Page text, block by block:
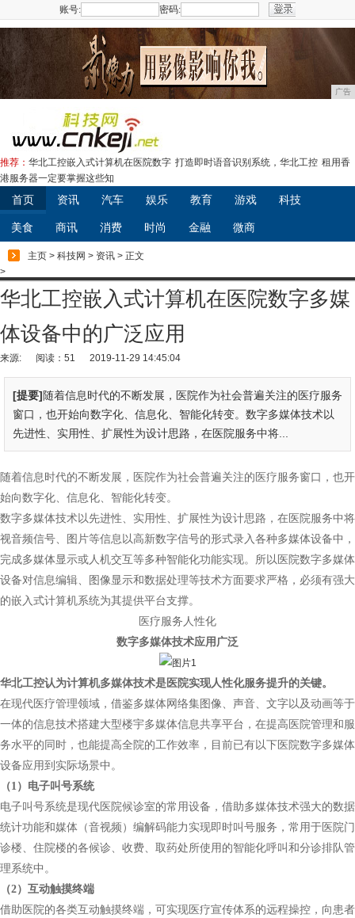
账号: 密码:
广告
推荐： 华北工控嵌入式计算机在医院数字 打造即时语音识别系统，华北工控 租用香
港服务器一定要掌握这些知
首页 资讯 汽车 娱乐 教育 游戏 科技
美食 商讯 消费 时尚 金融 微商
主页 > 科技网 > 资讯 > 正文
>
华北工控嵌入式计算机在医院数字多媒
体设备中的广泛应用
来源: 阅读：51 2019-11-29 14:45:04
[提要]随着信息时代的不断发展，医院作为社会普遍关注的医疗服务
窗口，也开始向数字化、信息化、智能化转变。数字多媒体技术以
先进性、实用性、扩展性为设计思路，在医院服务中将...
随着信息时代的不断发展，医院作为社会普遍关注的医疗服务窗口，也开
始向数字化、信息化、智能化转变。
数字多媒体技术以先进性、实用性、扩展性为设计思路，在医院服务中将
视音频信号、图片等信息以高新数字信号的形式录入各种多媒体设备中，
完成多媒体显示或人机交互等多种智能化功能实现。所以医院数字多媒体
设备对信息编辑、图像显示和数据处理等技术方面要求严格，必须有强大
的嵌入式计算机系统为其提供平台支撑。
医疗服务人性化
数字多媒体技术应用广泛
华北工控认为计算机多媒体技术是医院实现人性化服务提升的关键。
在现代医疗管理领域，借鉴多媒体网络集图像、声音、文字以及动画等于
一体的信息技术搭建大型楼宇多媒体信息共享平台，在提高医院管理和服
务水平的同时，也能提高全院的工作效率，目前已有以下医院数字多媒体
设备应用到实际场景中。
（1）电子叫号系统
电子叫号系统是现代医院候诊室的常用设备，借助多媒体技术强大的数据
统计功能和媒体（音视频）编解码能力实现即时叫号服务，常用于医院门
诊楼、住院楼的各候诊、收费、取药处所使用的智能化呼叫和分诊排队管
理系统中。
（2）互动触摸终端
借助医院的各类互动触摸终端，可实现医疗宣传体系的远程操控，向患者